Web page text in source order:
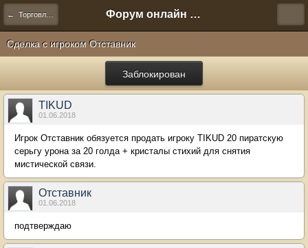
← Торговля и сделки Форум онлайн игры "Новая Эра" (Нюра Биз)
Сделка с игроком Отставник
Заблокирован
TIKUD
01.06.2018
Игрок Отставник обязуется продать игроку TIKUD 20 пиратскую
серьгу урона за 20 голда + кристалы стихий для снятия
мистической связи.
Отставник
01.06.2018
подтверждаю